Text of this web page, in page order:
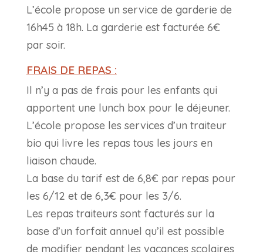
L’école propose un service de garderie de
16h45 à 18h. La garderie est facturée 6€
par soir.
FRAIS DE REPAS :
Il n’y a pas de frais pour les enfants qui
apportent une lunch box pour le déjeuner.
L’école propose les services d’un traiteur
bio qui livre les repas tous les jours en
liaison chaude.
La base du tarif est de 6,8€ par repas pour
les 6/12 et de 6,3€ pour les 3/6.
Les repas traiteurs sont facturés sur la
base d’un forfait annuel qu’il est possible
de modifier pendant les vacances scolaires